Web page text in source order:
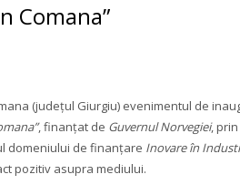
Comana”
(județul Giurgiu) evenimentul de
, finanțat de Guvernul Norvegiei, prin
domeniului de finanțare Inovare în
pozitiv asupra mediului.